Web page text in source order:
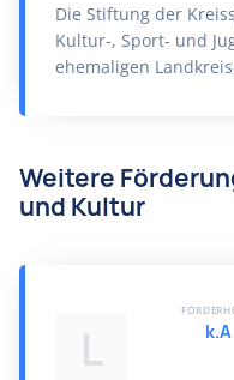
Die Stiftung der
Kultur-, Sport- und
ehemaligen
Weitere
und Kultur
L k.A